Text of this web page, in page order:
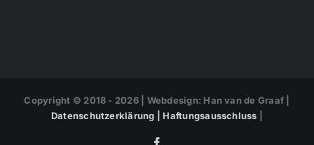
Copyright © 2018 - 2026 | Webdesign: Han van de Graaf |
Datenschutzerklärung |Haftungsausschluss